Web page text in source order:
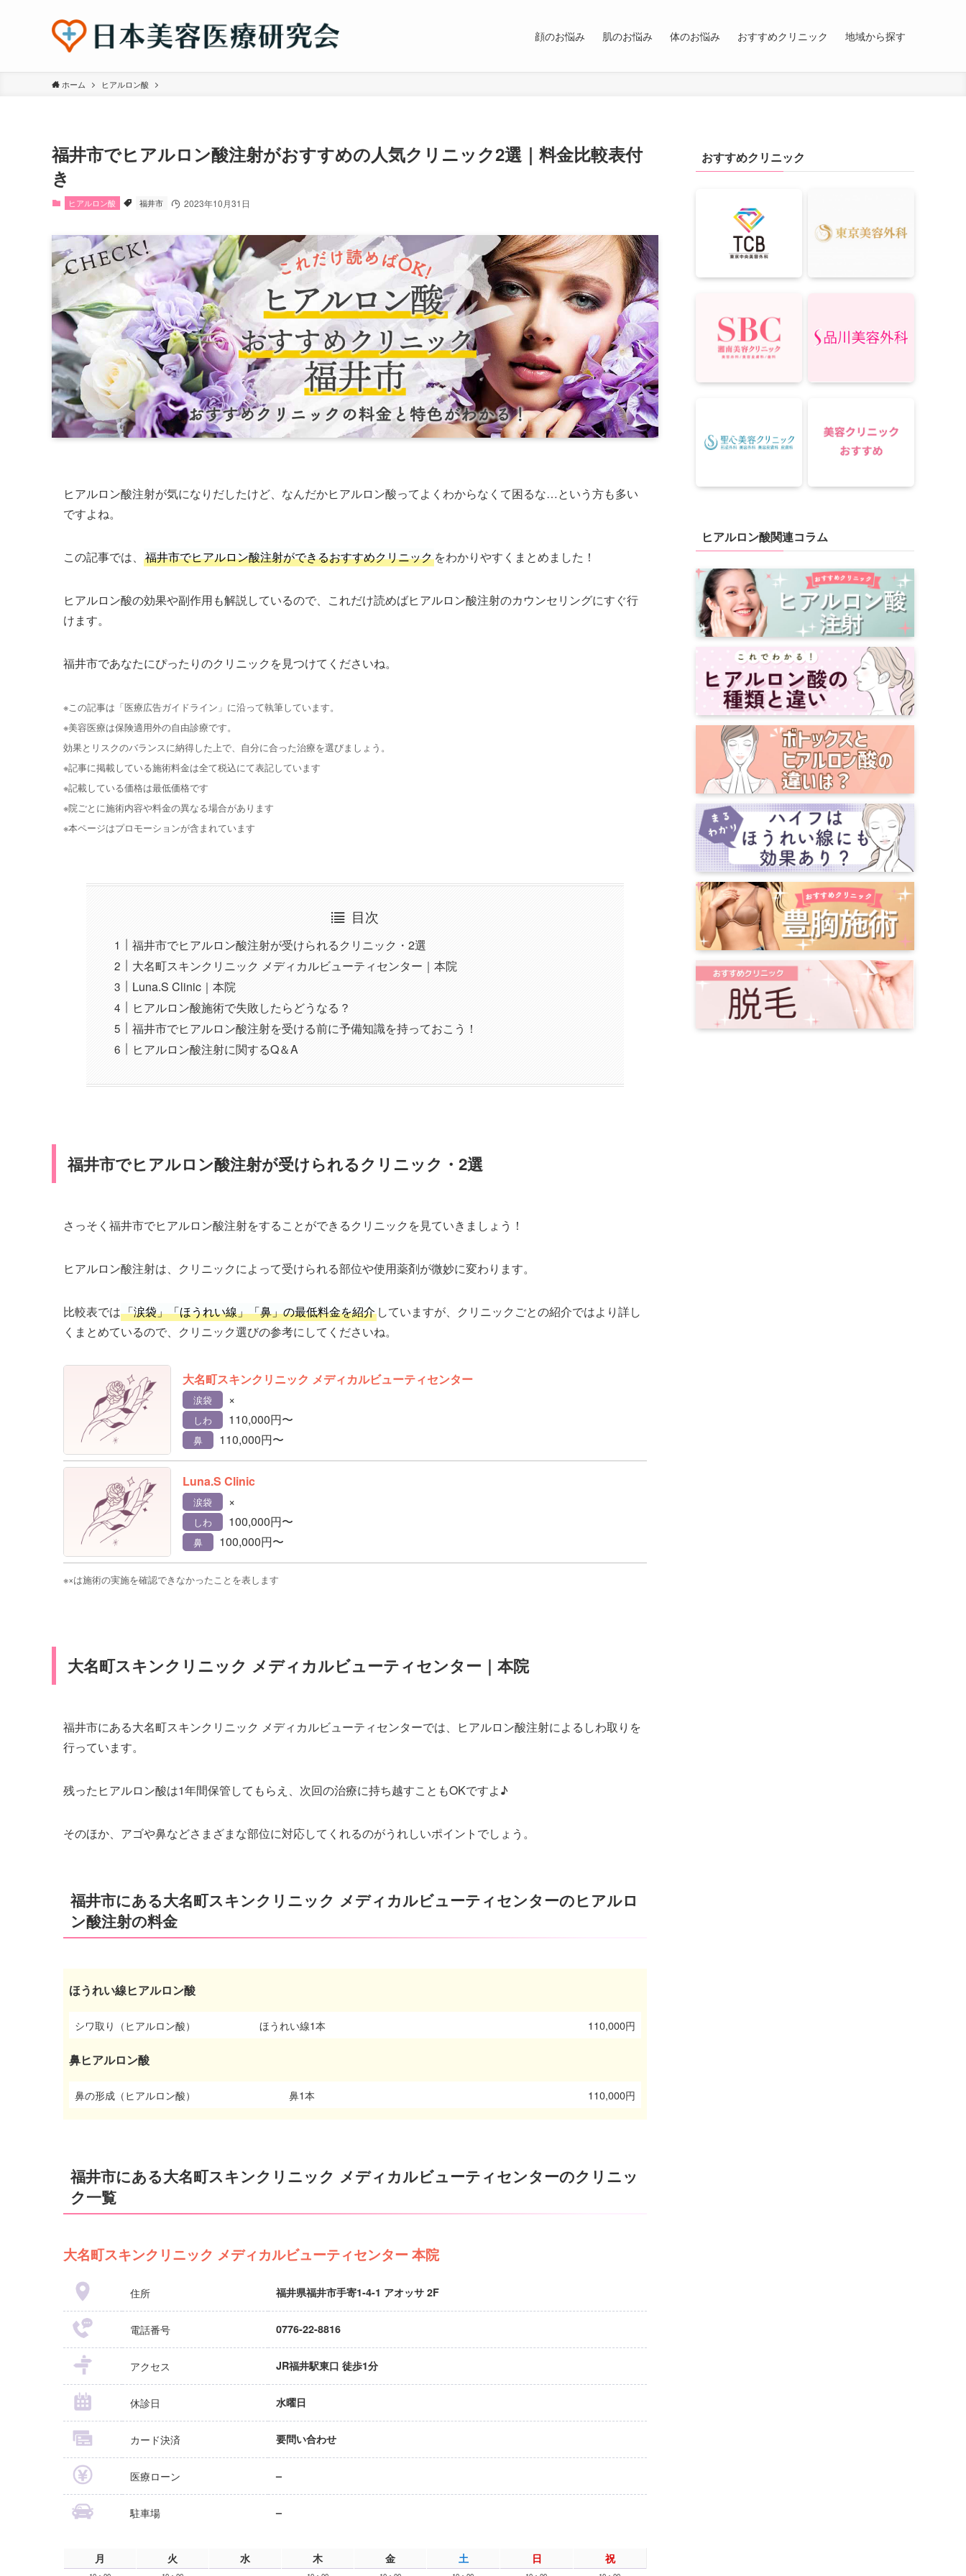
顔のお悩み 肌のお悩み 体のお悩み おすすめクリニック 地域から探す
ホーム ヒアルロン酸
福井市でヒアルロン酸注射がおすすめの人気クリニック2選｜料金比較表付
き
ヒアルロン酸 福井市 2023年10月31日
ヒアルロン酸注射が気になりだしたけど、なんだかヒアルロン酸ってよくわからなくて困るな…という方も多い
ですよね。
この記事では、 福井市でヒアルロン酸注射ができるおすすめクリニックをわかりやすくまとめました！
ヒアルロン酸の効果や副作用も解説しているので、これだけ読めばヒアルロン酸注射のカウンセリングにすぐ行
けます。
福井市であなたにぴったりのクリニックを見つけてくださいね。
※この記事は「医療広告ガイドライン」に沿って執筆しています。
※美容医療は保険適用外の自由診療です。
効果とリスクのバランスに納得した上で、自分に合った治療を選びましょう。
※記事に掲載している施術料金は全て税込にて表記しています
※記載している価格は最低価格です
※院ごとに施術内容や料金の異なる場合があります
※本ページはプロモーションが含まれています
目次
福井市でヒアルロン酸注射が受けられるクリニック・2選
大名町スキンクリニック メディカルビューティセンター｜本院
Luna.S Clinic｜本院
ヒアルロン酸施術で失敗したらどうなる？
福井市でヒアルロン酸注射を受ける前に予備知識を持っておこう！
ヒアルロン酸注射に関するQ＆A
福井市でヒアルロン酸注射が受けられるクリニック・2選
さっそく福井市でヒアルロン酸注射をすることができるクリニックを見ていきましょう！
ヒアルロン酸注射は、クリニックによって受けられる部位や使用薬剤が微妙に変わります。
比較表では「涙袋」「ほうれい線」「鼻」の最低料金を紹介 していますが、クリニックごとの紹介ではより詳し
くまとめているので、クリニック選びの参考にしてくださいね。
大名町スキンクリニック メディカルビューティセンター
涙袋 ×
しわ 110,000円〜
鼻 110,000円〜
Luna.S Clinic
涙袋 ×
しわ 100,000円〜
鼻 100,000円〜
※×は施術の実施を確認できなかったことを表します
大名町スキンクリニック メディカルビューティセンター｜本院
福井市にある大名町スキンクリニック メディカルビューティセンターでは、ヒアルロン酸注射によるしわ取りを
行っています。
残ったヒアルロン酸は1年間保管してもらえ、次回の治療に持ち越すこともOKですよ♪
そのほか、アゴや鼻などさまざまな部位に対応してくれるのがうれしいポイントでしょう。
福井市にある大名町スキンクリニック メディカルビューティセンターのヒアルロ
ン酸注射の料金
ほうれい線ヒアルロン酸
シワ取り（ヒアルロン酸） ほうれい線1本 110,000円
鼻ヒアルロン酸
鼻の形成（ヒアルロン酸） 鼻1本 110,000円
福井市にある大名町スキンクリニック メディカルビューティセンターのクリニッ
ク一覧
大名町スキンクリニック メディカルビューティセンター 本院
住所 福井県福井市手寄1-4-1 アオッサ 2F
電話番号 0776-22-8816
アクセス JR福井駅東口 徒歩1分
休診日 水曜日
カード決済 要問い合わせ
医療ローン –
駐車場 –
月 火 水 木 金 土 日 祝
おすすめクリニック
ヒアルロン酸関連コラム